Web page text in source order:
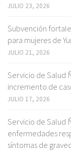
JULIO 23, 2026
Subvención
para mujeres de
JULIO 21, 2026
Servicio de Salud
incremento de
JULIO 17, 2026
Servicio de Salud
enfermedades
síntomas de